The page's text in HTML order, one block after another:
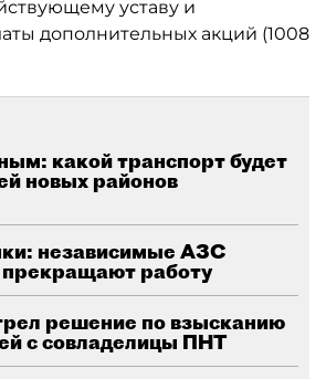
уставу и
дополнительных акций (1008
какой транспорт будет
новых районов
независимые АЗС
прекращают работу
решение по взысканию
с совладелицы ПНТ